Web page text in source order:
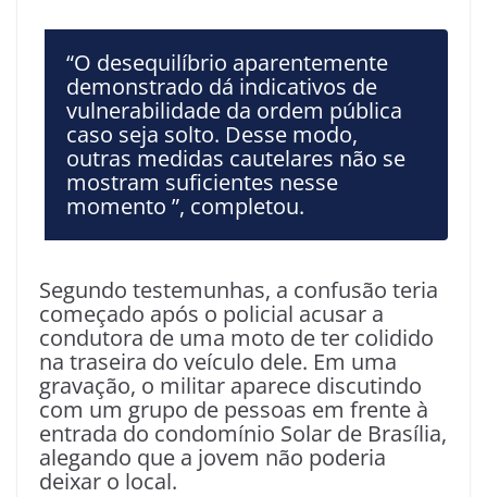
“O desequilíbrio aparentemente
demonstrado dá indicativos de
vulnerabilidade da ordem pública
caso seja solto. Desse modo,
outras medidas cautelares não se
mostram suficientes nesse
momento ”, completou.
Segundo testemunhas, a confusão teria
começado após o policial acusar a
condutora de uma moto de ter colidido
na traseira do veículo dele. Em uma
gravação, o militar aparece discutindo
com um grupo de pessoas em frente à
entrada do condomínio Solar de Brasília,
alegando que a jovem não poderia
deixar o local.